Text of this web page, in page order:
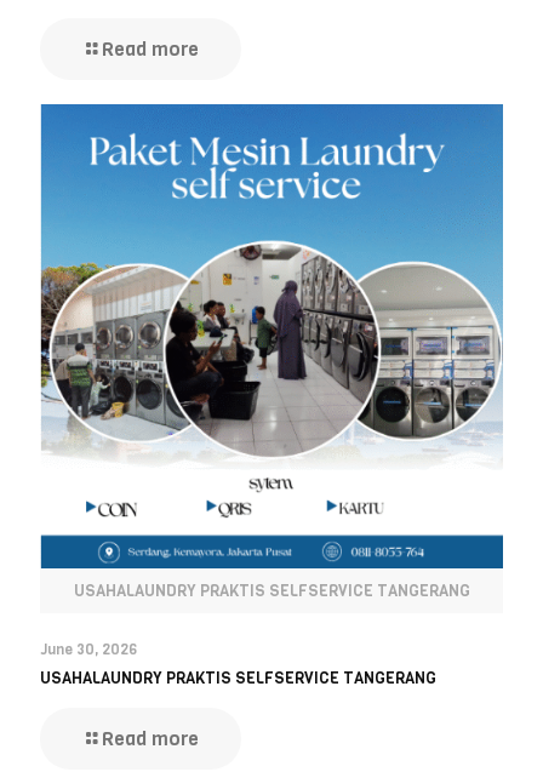
Read more
USAHALAUNDRY PRAKTIS SELFSERVICE TANGERANG
June 30, 2026
USAHALAUNDRY PRAKTIS SELFSERVICE TANGERANG
Read more